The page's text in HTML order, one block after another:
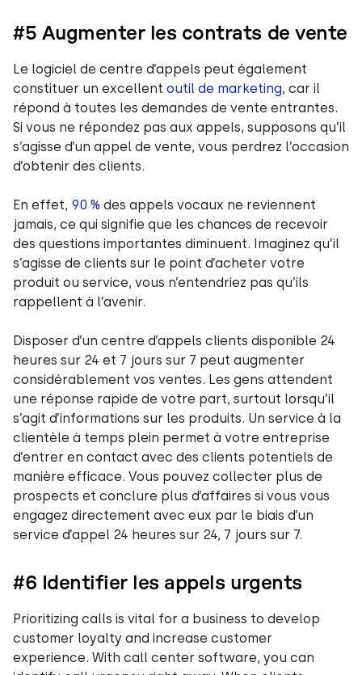
#5 Augmenter les contrats de vente
Le logiciel de centre d’appels peut également
constituer un excellent outil de marketing, car il
répond à toutes les demandes de vente entrantes.
Si vous ne répondez pas aux appels, supposons qu’il
s’agisse d’un appel de vente, vous perdrez l’occasion
d’obtenir des clients.
En effet, 90 % des appels vocaux ne reviennent
jamais, ce qui signifie que les chances de recevoir
des questions importantes diminuent. Imaginez qu’il
s’agisse de clients sur le point d’acheter votre
produit ou service, vous n’entendriez pas qu’ils
rappellent à l’avenir.
Disposer d’un centre d’appels clients disponible 24
heures sur 24 et 7 jours sur 7 peut augmenter
considérablement vos ventes. Les gens attendent
une réponse rapide de votre part, surtout lorsqu’il
s’agit d’informations sur les produits. Un service à la
clientèle à temps plein permet à votre entreprise
d’entrer en contact avec des clients potentiels de
manière efficace. Vous pouvez collecter plus de
prospects et conclure plus d’affaires si vous vous
engagez directement avec eux par le biais d’un
service d’appel 24 heures sur 24, 7 jours sur 7.
#6 Identifier les appels urgents
Prioritizing calls is vital for a business to develop
customer loyalty and increase customer
experience. With call center software, you can